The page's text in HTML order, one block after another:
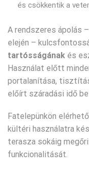
és csökkentik a
A rendszeres ápolás
elején –
tartósságának és
Használat előtt
portalanítása,
előírt száradási idő
Fatelepünkön
kültéri használatra
terasza sokáig
funkcionalitását.